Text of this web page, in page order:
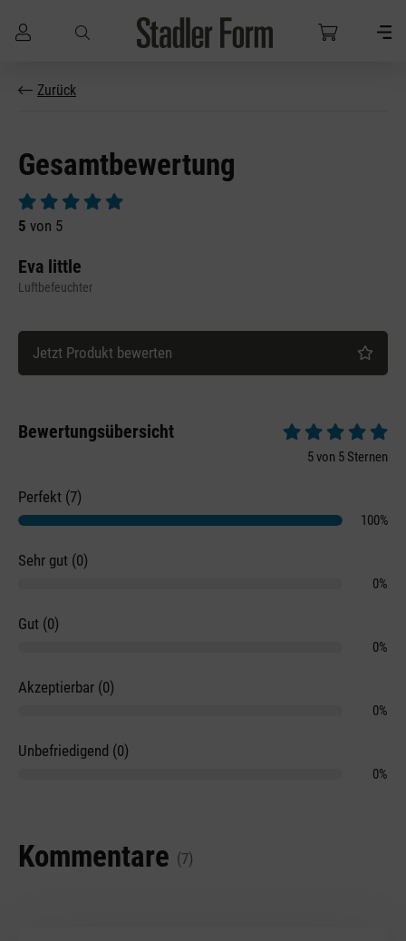
Zum Hauptinhalt springen
Zurück
Gesamtbewertung
Durchschnittliche Bewertung von 5 von 5 Sternen
5 von 5
Eva little
Luftbefeuchter
Jetzt Produkt bewerten
Bewertungsübersicht
Durchschnittliche
5 von 5 Sternen
Perfekt (7)
100%
Sehr gut (0)
0%
Gut (0)
0%
Akzeptierbar (0)
0%
Unbefriedigend (0)
0%
Kommentare (7)